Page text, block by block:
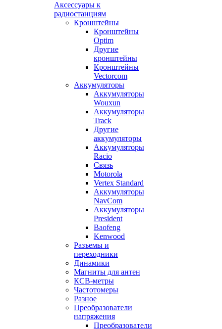
Аксессуары к
радиостанциям
Кронштейны
Кронштейны
Optim
Другие
кронштейны
Кронштейны
Vectorcom
Аккумуляторы
Аккумуляторы
Wouxun
Аккумуляторы
Track
Другие
аккумуляторы
Аккумуляторы
Racio
Связь
Motorola
Vertex Standard
Аккумуляторы
NavCom
Аккумуляторы
President
Baofeng
Kenwood
Разъемы и
переходники
Динамики
Магниты для антен
КСВ-метры
Частотомеры
Разное
Преобразователи
напряжения
Преобразователи